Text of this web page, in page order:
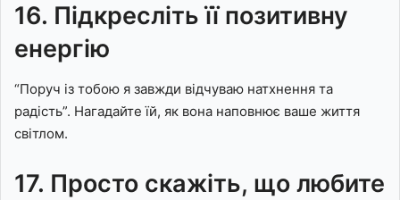
16. Підкресліть її позитивну
енергію
“Поруч із тобою я завжди відчуваю натхнення та
радість”. Нагадайте їй, як вона наповнює ваше життя
світлом.
17. Просто скажіть, що любите